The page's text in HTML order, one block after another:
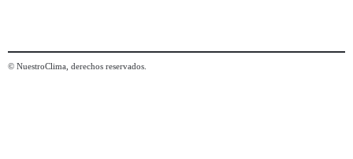
© NuestroClima, derechos reservados.